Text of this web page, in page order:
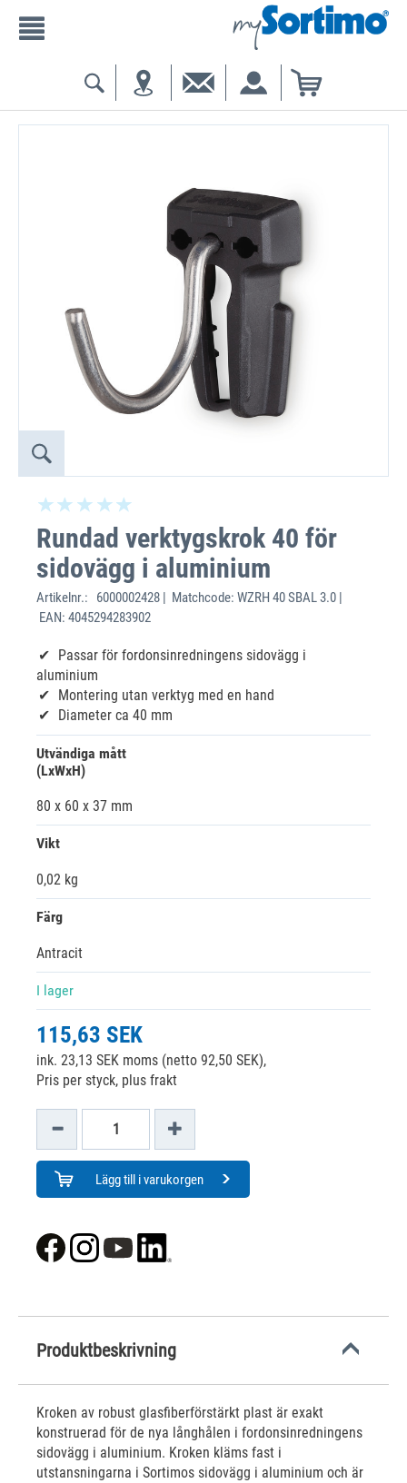
Rundad verktygskrok 40 för
sidovägg i aluminium
Artikelnr.:
6000002428 | Matchcode: WZRH 40 SBAL 3.0 |
EAN: 4045294283902
Passar för fordonsinredningens sidovägg i
aluminium
Montering utan verktyg med en hand
Diameter ca 40 mm
Utvändiga mått
(LxWxH)
80 x 60 x 37 mm
Vikt
0,02 kg
Färg
Antracit
I lager
115,63 SEK
ink. 23,13 SEK moms (netto 92,50 SEK),
Pris per styck, plus frakt
Lägg till i varukorgen
Produktbeskrivning
Kroken av robust glasfiberförstärkt plast är exakt
konstruerad för de nya långhålen i fordonsinredningens
sidovägg i aluminium. Kroken kläms fast i
utstansningarna i Sortimos sidovägg i aluminium och är